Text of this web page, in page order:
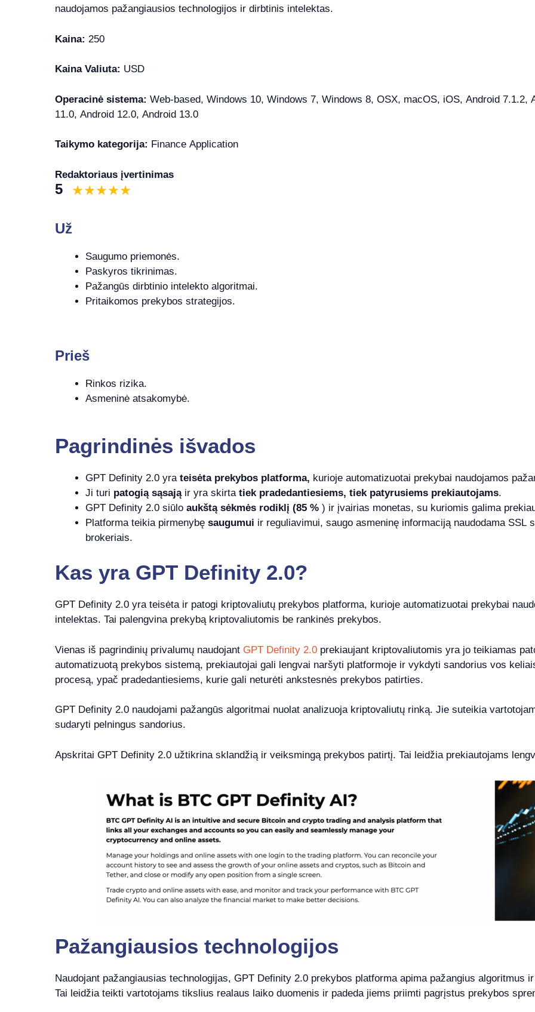
naudojamos pažangiausios technologijos ir dirbtinis intelektas.
Kaina: 250
Kaina Valiuta: USD
Operacinė sistema: Web-based, Windows 10, Windows 7, Windows 8, OSX, macOS, iOS, Android 7.1.2,
11.0, Android 12.0, Android 13.0
Taikymo kategorija: Finance Application
Redaktoriaus įvertinimas
5
Už
Saugumo priemonės.
Paskyros tikrinimas.
Pažangūs dirbtinio intelekto algoritmai.
Pritaikomos prekybos strategijos.
Prieš
Rinkos rizika.
Asmeninė atsakomybė.
Pagrindinės išvados
GPT Definity 2.0 yra teisėta prekybos platforma, kurioje automatizuotai prekybai naudojamos
Ji turi patogią sąsająir yra skirta tiek pradedantiesiems, tiek patyrusiems prekiautojams.
GPT Definity 2.0 siūlo aukštą sėkmės rodiklį (85 % ) ir įvairias monetas, su kuriomis galima
Platforma teikia pirmenybę saugumui ir reguliavimui, saugo asmeninę informaciją naudodama
brokeriais.
Kas yra GPT Definity 2.0?
GPT Definity 2.0 yra teisėta ir patogi kriptovaliutų prekybos platforma, kurioje automatizuotai prekybai
intelektas. Tai palengvina prekybą kriptovaliutomis be rankinės prekybos.
Vienas iš pagrindinių privalumų naudojant GPT Definity 2.0 prekiaujant kriptovaliutomis yra jo teikiamas
automatizuotą prekybos sistemą, prekiautojai gali lengvai naršyti platformoje ir vykdyti sandorius vos
procesą, ypač pradedantiesiems, kurie gali neturėti ankstesnės prekybos patirties.
GPT Definity 2.0 naudojami pažangūs algoritmai nuolat analizuoja kriptovaliutų rinką. Jie suteikia
sudaryti pelningus sandorius.
Apskritai GPT Definity 2.0 užtikrina sklandžią ir veiksmingą prekybos patirtį. Tai leidžia prekiautojams
Pažangiausios technologijos
Naudojant pažangiausias technologijas, GPT Definity 2.0 prekybos platforma apima pažangius algoritmus
Tai leidžia teikti vartotojams tikslius realaus laiko duomenis ir padeda jiems priimti pagrįstus prekybos